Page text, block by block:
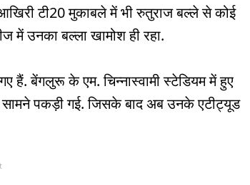
टी20 मुकाबले में भी रुतुराज बल्ले से कोई
में उनका बल्ला खामोश ही रहा.
बेंगलुरू के एम. चिन्नास्वामी स्टेडियम में हुए
पकड़ी गई. जिसके बाद अब उनके एटीट्यूड